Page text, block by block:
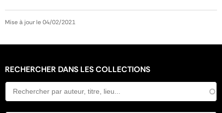
Mise à jour le 04/02/2021
RECHERCHER DANS LES COLLECTIONS